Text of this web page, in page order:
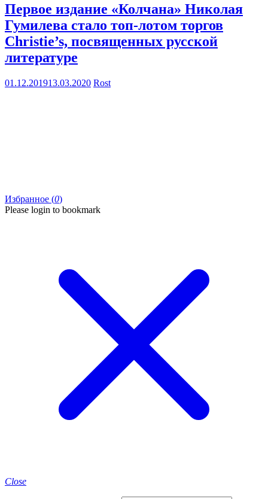
Первое издание «Колчана» Николая
Гумилева стало топ-лотом торгов
Christie’s, посвященных русской
литературе
01.12.201913.03.2020 Rost
Избранное (0)
Please login to bookmark
Close